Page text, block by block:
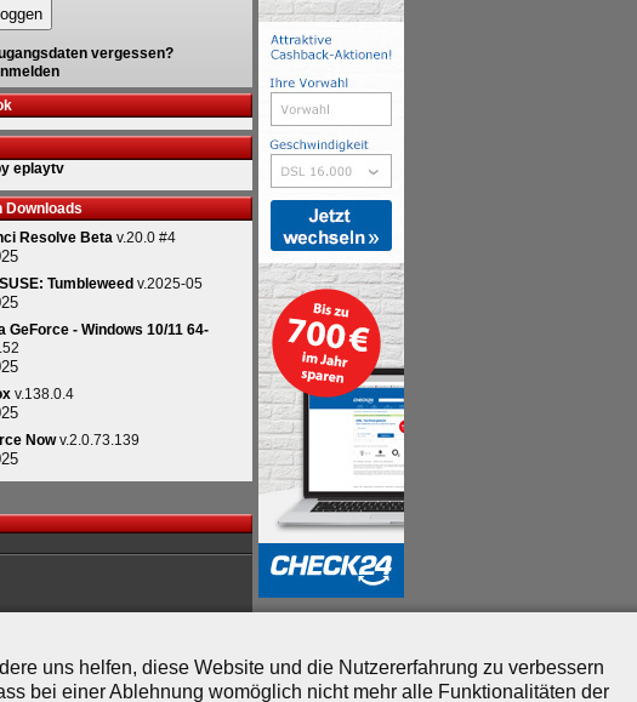
vergessen?
eplaytv
Downloads
Resolve Beta v.20.0 #4
Tumbleweed v.2025-05
GeForce - Windows 10/11 64-
v.138.0.4
Nowv.2.0.73.139
uns helfen, diese Website und die Nutzererfahrung zu verbessern
bei einer Ablehnung womöglich nicht mehr alle Funktionalitäten der